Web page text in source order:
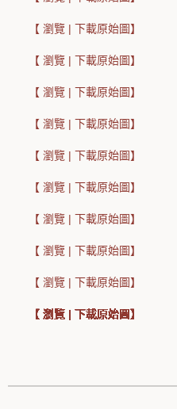
【 瀏覽 | 下載原始圖】
【 瀏覽 | 下載原始圖】
【 瀏覽 | 下載原始圖】
【 瀏覽 | 下載原始圖】
【 瀏覽 | 下載原始圖】
【 瀏覽 | 下載原始圖】
【 瀏覽 | 下載原始圖】
【 瀏覽 | 下載原始圖】
【 瀏覽 | 下載原始圖】
【 瀏覽 | 下載原始圖】
【 瀏覽 | 下載原始圖】
【 瀏覽 | 下載原始圖】
【 瀏覽 | 下載原始圖】
【 瀏覽 | 下載原始圖】
【 瀏覽 | 下載原始圖】
【 瀏覽 | 下載原始圖】
【 瀏覽 | 下載原始圖】
【 瀏覽 | 下載原始圖】
【 瀏覽 | 下載原始圖】
【 瀏覽 | 下載原始圖】
【 瀏覽 | 下載原始圖】
【 瀏覽 | 下載原始圖】
【 瀏覽 | 下載原始圖】
【 瀏覽 | 下載原始圖】
【 瀏覽 | 下載原始圖】
【 瀏覽 | 下載原始圖】
【 瀏覽 | 下載原始圖】
【 瀏覽 | 下載原始圖】
【 瀏覽 | 下載原始圖】